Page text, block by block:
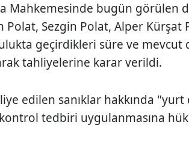
Mahkemesinde bugün görülen
Polat, Sezgin Polat, Alper Kürşat
geçirdikleri süre ve mevcut
tahliyelerine karar verildi.
edilen sanıklar hakkında "yurt
tedbiri uygulanmasına